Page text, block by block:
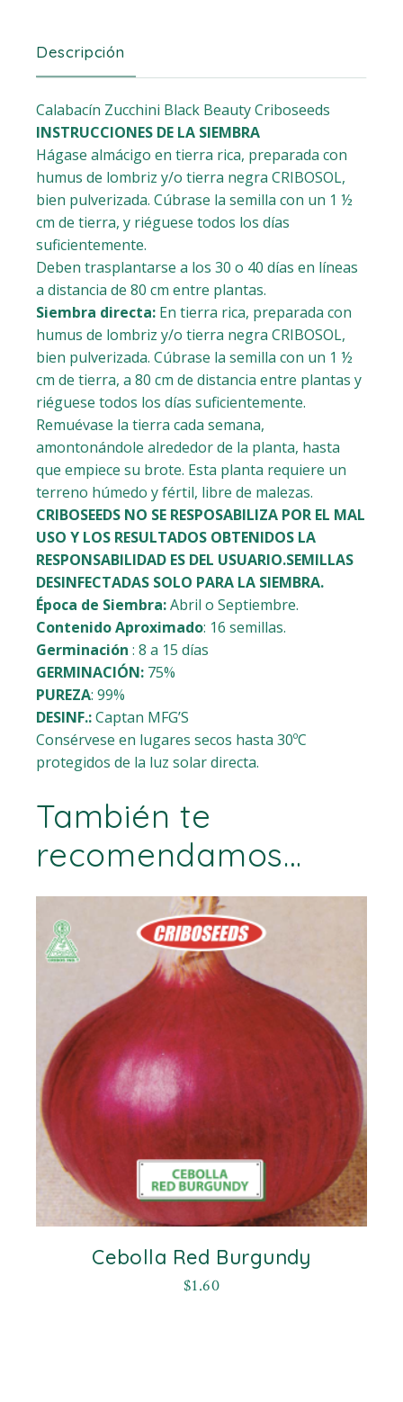
Descripción
Calabacín Zucchini Black Beauty Criboseeds
INSTRUCCIONES DE LA SIEMBRA
Hágase almácigo en tierra rica, preparada con
humus de lombriz y/o tierra negra CRIBOSOL,
bien pulverizada. Cúbrase la semilla con un 1 ½
cm de tierra, y riéguese todos los días
suficientemente.
Deben trasplantarse a los 30 o 40 días en líneas
a distancia de 80 cm entre plantas.
Siembra directa: En tierra rica, preparada con
humus de lombriz y/o tierra negra CRIBOSOL,
bien pulverizada. Cúbrase la semilla con un 1 ½
cm de tierra, a 80 cm de distancia entre plantas y
riéguese todos los días suficientemente.
Remuévase la tierra cada semana,
amontonándole alrededor de la planta, hasta
que empiece su brote. Esta planta requiere un
terreno húmedo y fértil, libre de malezas.
CRIBOSEEDS NO SE RESPOSABILIZA POR EL MAL
USO Y LOS RESULTADOS OBTENIDOS LA
RESPONSABILIDAD ES DEL USUARIO.SEMILLAS
DESINFECTADAS SOLO PARA LA SIEMBRA.
Época de Siembra:Abril o Septiembre.
Contenido Aproximado: 16 semillas.
Germinación : 8 a 15 días
GERMINACIÓN: 75%
PUREZA: 99%
DESINF.:Captan MFG’S
Consérvese en lugares secos hasta 30ºC
protegidos de la luz solar directa.
También te
recomendamos…
Cebolla Red Burgundy
$1.60